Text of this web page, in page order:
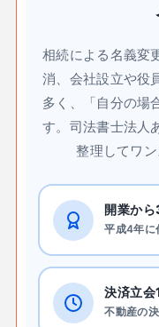
相続による名義変
消、会社設立や
多く、「自分の場
す。司法書士法人
整理してワン
開業か
平成4年に
決済立会
不動産の